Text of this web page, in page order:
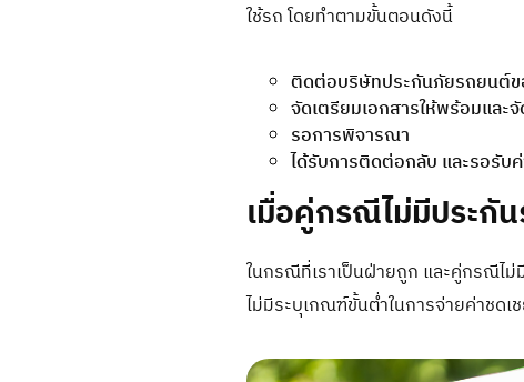
ใช้รถ โดยทำตามขั้นตอนดังนี้
ติดต่อบริษัทประกันภัยรถยนต์
จัดเตรียมเอกสารให้พร้อมและ
รอการพิจารณา
ได้รับการติดต่อกลับ และรอรับ
เมื่อคู่กรณีไม่มีประกั
ในกรณีที่เราเป็นฝ่ายถูก และคู่กรณีไ
ไม่มีระบุเกณฑ์ขั้นต่ำในการจ่ายค่าชด